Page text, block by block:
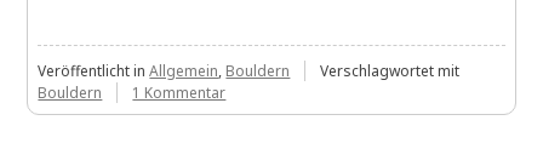
Veröffentlicht inAllgemein, Bouldern
Verschlagwortet mit
Bouldern
1 Kommentarzu
Für